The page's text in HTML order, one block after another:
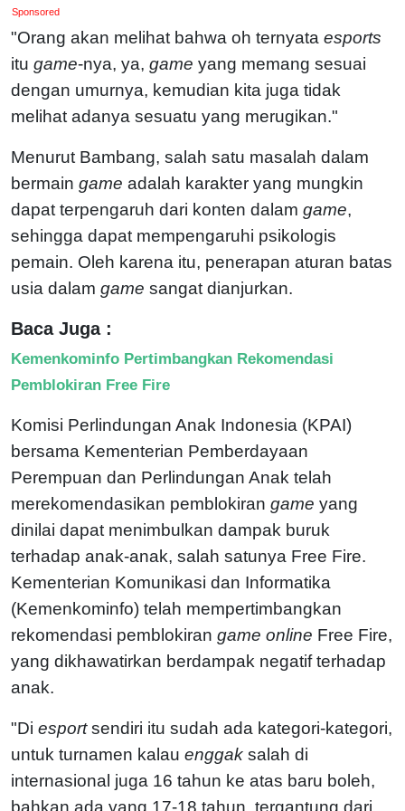
Sponsored
"Orang akan melihat bahwa oh ternyata esports
itu game-nya, ya, game yang memang sesuai
dengan umurnya, kemudian kita juga tidak
melihat adanya sesuatu yang merugikan."
Menurut Bambang, salah satu masalah dalam
bermain game adalah karakter yang mungkin
dapat terpengaruh dari konten dalam game,
sehingga dapat mempengaruhi psikologis
pemain. Oleh karena itu, penerapan aturan batas
usia dalam game sangat dianjurkan.
Baca Juga :
Kemenkominfo Pertimbangkan Rekomendasi
Pemblokiran Free Fire
Komisi Perlindungan Anak Indonesia (KPAI)
bersama Kementerian Pemberdayaan
Perempuan dan Perlindungan Anak telah
merekomendasikan pemblokiran game yang
dinilai dapat menimbulkan dampak buruk
terhadap anak-anak, salah satunya Free Fire.
Kementerian Komunikasi dan Informatika
(Kemenkominfo) telah mempertimbangkan
rekomendasi pemblokiran game online Free Fire,
yang dikhawatirkan berdampak negatif terhadap
anak.
"Di esportsendiri itu sudah ada kategori-kategori,
untuk turnamen kalau enggak salah di
internasional juga 16 tahun ke atas baru boleh,
bahkan ada yang 17-18 tahun, tergantung dari